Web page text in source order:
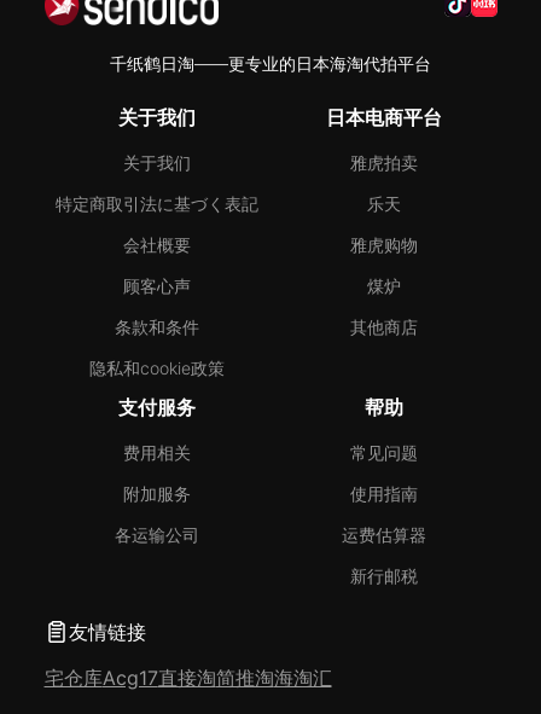
千纸鹤日淘——更专业的日本海淘代拍平台
关于我们
关于我们
特定商取引法に基づく表記
会社概要
顾客心声
条款和条件
隐私和cookie政策
日本电商平台
雅虎拍卖
乐天
雅虎购物
煤炉
其他商店
支付服务
费用相关
附加服务
各运输公司
帮助
常见问题
使用指南
运费估算器
新行邮税
友情链接
宅仓库Acg17直接淘简推淘海淘汇